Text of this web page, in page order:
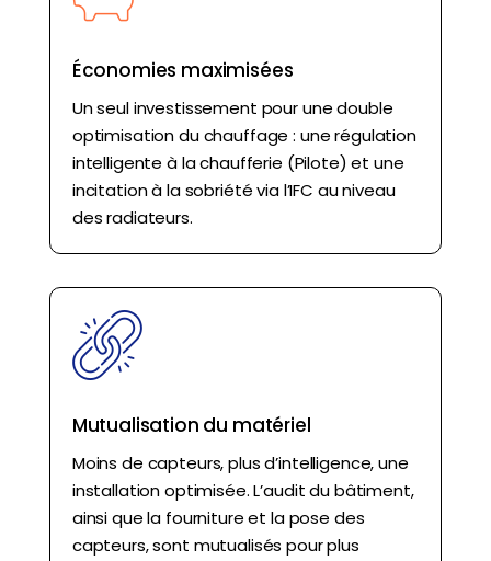
Économies maximisées
Un seul investissement pour une double
optimisation du chauffage : une régulation
intelligente à la chaufferie (Pilote) et une
incitation à la sobriété via l’IFC au niveau
des radiateurs.
Mutualisation du matériel
Moins de capteurs, plus d’intelligence, une
installation optimisée. L’audit du bâtiment,
ainsi que la fourniture et la pose des
capteurs, sont mutualisés pour plus